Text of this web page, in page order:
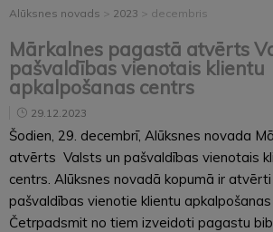
Alūksnes novads > 2023 > decembris
Mārkalnes pagastā atvērts
pašvaldības vienotais klientu
apkalpošanas centrs
29.12.2023
Šodien, 29. decembrī, Alūksnes novada
atvērts Valsts un pašvaldības vienotais
centrs. Alūksnes novadā kopumā ir
pašvaldības vienotie klientu apkalpošanas
Četrpadsmit no tiem izveidoti pagastu